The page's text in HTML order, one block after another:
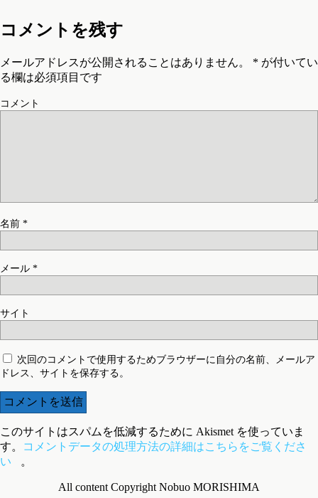
コメントを残す
メールアドレスが公開されることはありません。 * が付いてい
る欄は必須項目です
コメント
名前 *
メール *
サイト
次回のコメントで使用するためブラウザーに自分の名前、メールア
ドレス、サイトを保存する。
このサイトはスパムを低減するために Akismet を使っていま
す。
コメントデータの処理方法の詳細はこちらをご覧くださ
い
。
All content Copyright Nobuo MORISHIMA